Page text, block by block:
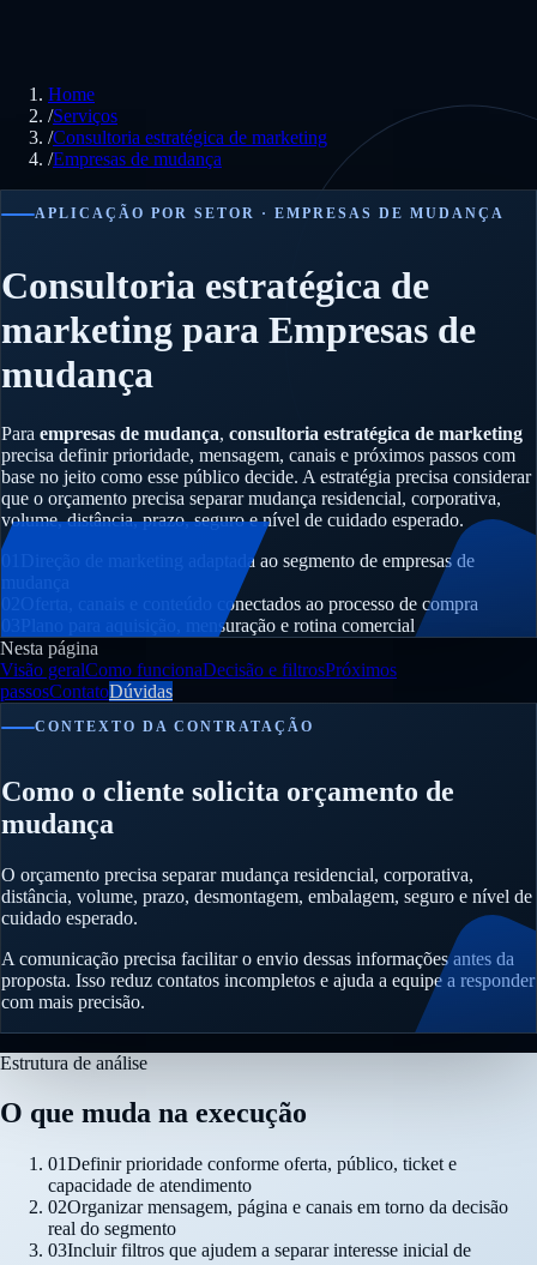
Home
/Serviços
/Consultoria estratégica de marketing
/Empresas de mudança
APLICAÇÃO POR SETOR · EMPRESAS DE MUDANÇA
Consultoria estratégica de
marketing para Empresas de
mudança
Para empresas de mudança, consultoria estratégica de marketing
precisa definir prioridade, mensagem, canais e próximos passos com
base no jeito como esse público decide. A estratégia precisa considerar
que o orçamento precisa separar mudança residencial, corporativa,
volume, distância, prazo, seguro e nível de cuidado esperado.
Direção de marketing adaptada ao segmento de empresas de
Oferta, canais e conteúdo conectados ao processo de compra
Plano para aquisição, mensuração e rotina comercial
Nesta página
Visão geralComo funcionaDecisão e filtrosPróximos
passosContatoDúvidas
CONTEXTO DA CONTRATAÇÃO
Como o cliente solicita orçamento de
mudança
O orçamento precisa separar mudança residencial, corporativa,
distância, volume, prazo, desmontagem, embalagem, seguro e nível de
cuidado esperado.
A comunicação precisa facilitar o envio dessas informações antes da
proposta. Isso reduz contatos incompletos e ajuda a equipe a responder
com mais precisão.
Estrutura de análise
O que muda na execução
01Definir prioridade conforme oferta, público, ticket e
capacidade de atendimento
02Organizar mensagem, página e canais em torno da decisão
real do segmento
03Incluir filtros que ajudem a separar interesse inicial de